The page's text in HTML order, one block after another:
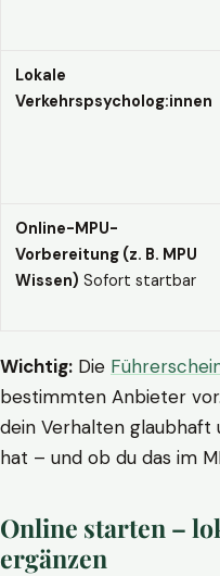
Lokale
Verkehrspsycholog:innen
Online-MPU-
Vorbereitung (z. B. MPU
Wissen) Sofort startbar
Wichtig: Die
bestimmten Anbieter
dein Verhalten
hat – und ob du das im
Online starten –
ergänzen